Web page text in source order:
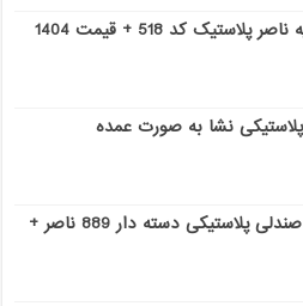
پلاستیک کد 518 + قیمت 1404
نشا به صورت عمده
پخش عمده صندلی پلاستیکی دسته دار 889 ناصر +